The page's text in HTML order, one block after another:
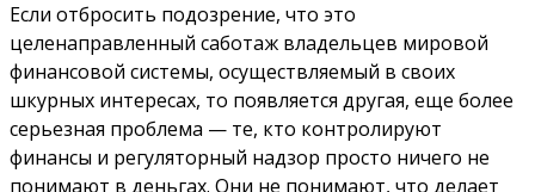
Если отбросить подозрение, что это
целенаправленный саботаж владельцев мировой
финансовой системы, осуществляемый в своих
шкурных интересах, то появляется другая, еще более
серьезная проблема — те, кто контролируют
финансы и регуляторный надзор просто ничего не
понимают в деньгах. Они не понимают, что делает